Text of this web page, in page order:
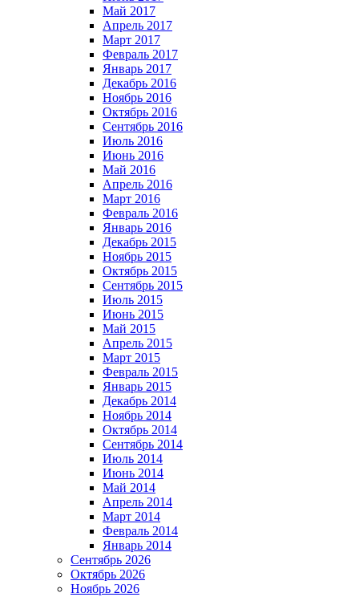
Май 2017
Апрель 2017
Март 2017
Февраль 2017
Январь 2017
Декабрь 2016
Ноябрь 2016
Октябрь 2016
Сентябрь 2016
Июль 2016
Июнь 2016
Май 2016
Апрель 2016
Март 2016
Февраль 2016
Январь 2016
Декабрь 2015
Ноябрь 2015
Октябрь 2015
Сентябрь 2015
Июль 2015
Июнь 2015
Май 2015
Апрель 2015
Март 2015
Февраль 2015
Январь 2015
Декабрь 2014
Ноябрь 2014
Октябрь 2014
Сентябрь 2014
Июль 2014
Июнь 2014
Май 2014
Апрель 2014
Март 2014
Февраль 2014
Январь 2014
Сентябрь 2026
Октябрь 2026
Ноябрь 2026